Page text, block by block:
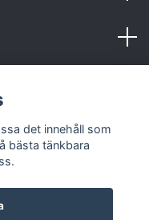
det innehåll som
bästa tänkbara